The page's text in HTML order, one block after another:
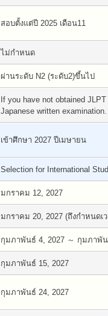
สอบตั้งแต่ปี 2025 เดือน11
ไม่กำหนด
ผ่านระดับ N2 (ระดับ2)ขึ้นไป
If you have not obtained
Japanese written examination.
เข้าศึกษา 2027 ปีเมษายน
Selection for International
มกราคม 12, 2027
มกราคม 20, 2027 (ถึงกำหนดเ
กุมภาพันธ์ 4, 2027 ～ กุมภาพั
กุมภาพันธ์ 15, 2027
กุมภาพันธ์ 24, 2027